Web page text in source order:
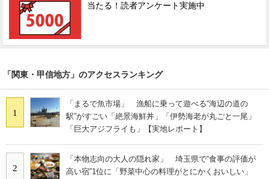
当たる！読者アンケート実施中
「関東・甲信地方」のアクセスランキング
1
「まるで魚市場」 漁船に乗って遊べる“海辺の道の
駅”がすごい「絶景海鮮丼」「伊勢海老が丸ごと一尾」
「巨大アジフライも」【実地レポート】
2
「本物志向の大人の隠れ家」 埼玉県で“食事の評価が
高い宿”1位に「野菜中心の料理がとにかくおいしい」